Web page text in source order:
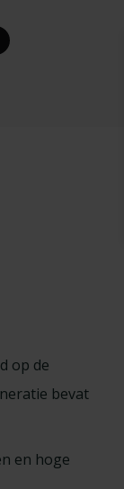
op de
bevat
en hoge